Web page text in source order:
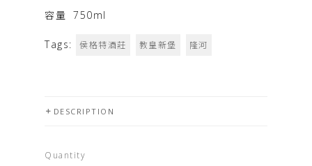
容量
750ml
Tags: 侯格特酒莊 教皇新堡 隆河
DESCRIPTION
Quantity